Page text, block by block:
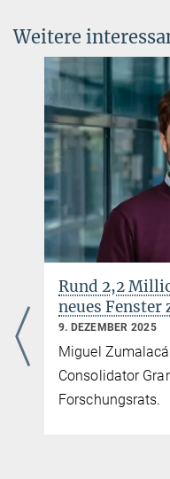
+49
Weitere
Rund 2,2
neues
9. DEZEMBER 2025
Miguel
Consolidator
Forschungsrats.